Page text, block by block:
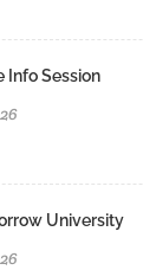
Info Session
University